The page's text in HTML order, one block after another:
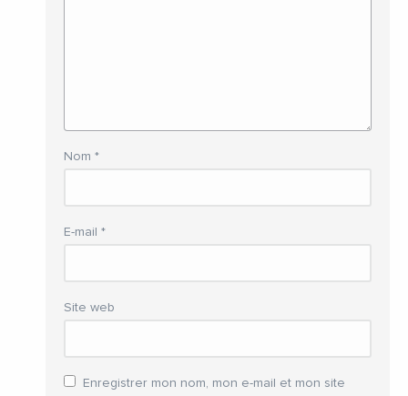
Nom *
E-mail *
Site web
Enregistrer mon nom, mon e-mail et mon site